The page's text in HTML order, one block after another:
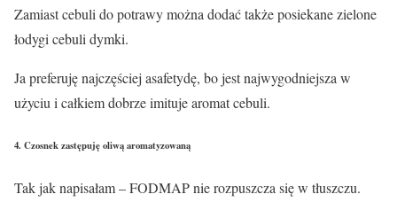
Zamiast cebuli do potrawy można dodać także posiekane zielone
łodygi cebuli dymki.
Ja preferuję najczęściej asafetydę, bo jest najwygodniejsza w
użyciu i całkiem dobrze imituje aromat cebuli.
4. Czosnek zastępuję oliwą aromatyzowaną
Tak jak napisałam – FODMAP nie rozpuszcza się w tłuszczu.